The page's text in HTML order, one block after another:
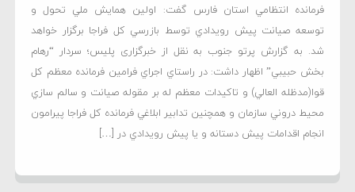
فرمانده انتظامي استان فارس گفت: اولين همايش ملي تحول و
توسعه صيانت پيش رويدادي توسط بازرسي کل فراجا برگزار خواهد
شد. به گزارش پرتو جنوب به نقل از خبرگزاری پلیس؛ سردار “رهام
بخش حبيبي” اظهار داشت: در راستاي اجراي فرامين فرمانده معظم کل
قوا(مدظله العالي) و تاکيدات معظم له بر مقوله صيانت و سالم سازي
محيط دروني سازمان و همچنين تدابير ابلاغي فرمانده کل فراجا پيرامون
انجام اقدامات پيش دستانه و يا پيش رويدادي در […]